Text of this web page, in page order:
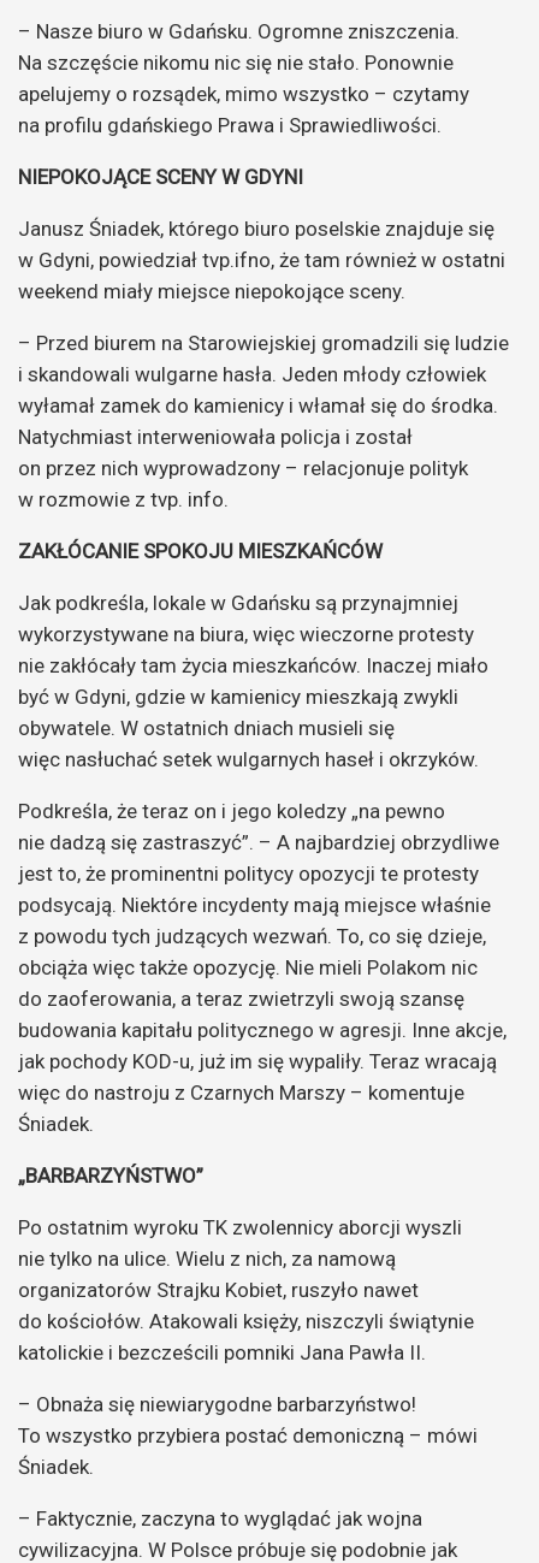
– Nasze biuro w Gdańsku. Ogromne zniszczenia.
Na szczęście nikomu nic się nie stało. Ponownie
apelujemy o rozsądek, mimo wszystko – czytamy
na profilu gdańskiego Prawa i Sprawiedliwości.
NIEPOKOJĄCE SCENY W GDYNI
Janusz Śniadek, którego biuro poselskie znajduje się
w Gdyni, powiedział tvp.ifno, że tam również w ostatni
weekend miały miejsce niepokojące sceny.
– Przed biurem na Starowiejskiej gromadzili się ludzie
i skandowali wulgarne hasła. Jeden młody człowiek
wyłamał zamek do kamienicy i włamał się do środka.
Natychmiast interweniowała policja i został
on przez nich wyprowadzony – relacjonuje polityk
w rozmowie z tvp. info.
ZAKŁÓCANIE SPOKOJU MIESZKAŃCÓW
Jak podkreśla, lokale w Gdańsku są przynajmniej
wykorzystywane na biura, więc wieczorne protesty
nie zakłócały tam życia mieszkańców. Inaczej miało
być w Gdyni, gdzie w kamienicy mieszkają zwykli
obywatele. W ostatnich dniach musieli się
więc nasłuchać setek wulgarnych haseł i okrzyków.
Podkreśla, że teraz on i jego koledzy „na pewno
nie dadzą się zastraszyć”. – A najbardziej obrzydliwe
jest to, że prominentni politycy opozycji te protesty
podsycają. Niektóre incydenty mają miejsce właśnie
z powodu tych judzących wezwań. To, co się dzieje,
obciąża więc także opozycję. Nie mieli Polakom nic
do zaoferowania, a teraz zwietrzyli swoją szansę
budowania kapitału politycznego w agresji. Inne akcje,
jak pochody KOD-u, już im się wypaliły. Teraz wracają
więc do nastroju z Czarnych Marszy – komentuje
Śniadek.
„BARBARZYŃSTWO”
Po ostatnim wyroku TK zwolennicy aborcji wyszli
nie tylko na ulice. Wielu z nich, za namową
organizatorów Strajku Kobiet, ruszyło nawet
do kościołów. Atakowali księży, niszczyli świątynie
katolickie i bezcześcili pomniki Jana Pawła II.
– Obnaża się niewiarygodne barbarzyństwo!
To wszystko przybiera postać demoniczną – mówi
Śniadek.
– Faktycznie, zaczyna to wyglądać jak wojna
cywilizacyjna. W Polsce próbuje się podobnie jak